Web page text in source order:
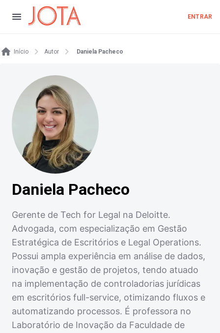
ENTRAR
Início Autor Daniela Pacheco
Daniela Pacheco
Gerente de Tech for Legal na Deloitte.
Advogada, com especialização em Gestão
Estratégica de Escritórios e Legal Operations.
Possui ampla experiência em análise de dados,
inovação e gestão de projetos, tendo atuado
na implementação de controladorias jurídicas
em escritórios full-service, otimizando fluxos e
automatizando processos. É professora no
Laboratório de Inovação da Faculdade de